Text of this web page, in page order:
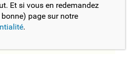
Et si vous en redemandez
page sur notre
.